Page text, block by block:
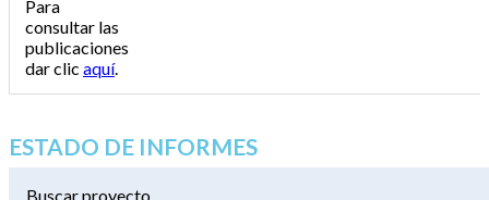
Para
consultar las
publicaciones
dar clic aquí.
ESTADO DE INFORMES
Buscar proyecto